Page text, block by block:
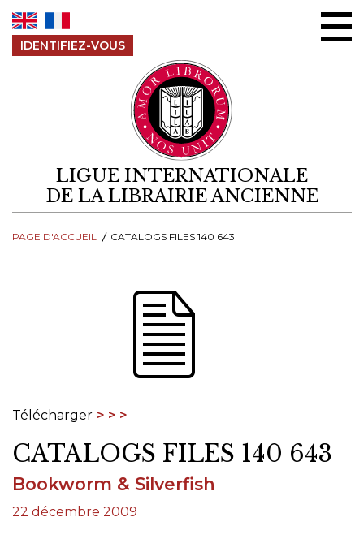
IDENTIFIEZ-VOUS
LIGUE INTERNATIONALE
DE LA LIBRAIRIE ANCIENNE
PAGE D'ACCUEIL CATALOGS FILES 140 643
Télécharger
CATALOGS FILES 140 643
Bookworm & Silverfish
22 décembre 2009